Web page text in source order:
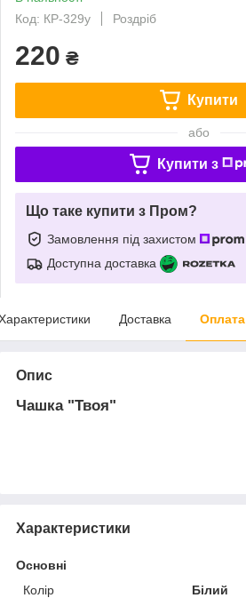
Код: КР-329у
Роздріб
220 ₴
Купити
або
Купити з
Що таке купити з Пром?
Замовлення під захистом
Доступна доставка
Доставка Оплата
Опис
Чашка "Твоя"
Характеристики
Основні
Колір
Білий